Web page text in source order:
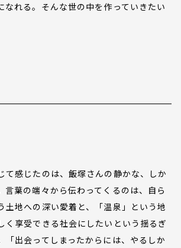
なれる。そんな世の中を作っていきたい
て感じたのは、飯塚さんの静かな、しか
言葉の端々から伝わってくるのは、自ら
土地への深い愛着と、「温泉」という地
く享受できる社会にしたいという揺るぎ
「出会ってしまったからには、やるしか